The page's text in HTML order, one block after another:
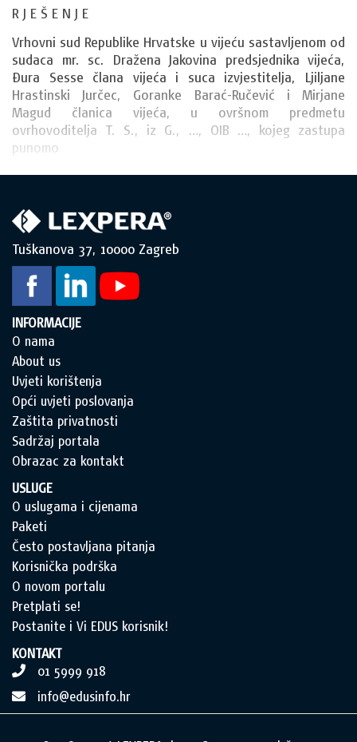
R J E Š E N J E
Vrhovni sud Republike Hrvatske u vijeću sastavljenom od
sudaca mr. sc. Dražena Jakovina predsjednika vijeća,
Đura Sesse člana vijeća i suca izvjestitelja, Ljiljane
Hrastinski Jurčec, Goranke Barać-Ručević i Mirjane
Magud članica vijeća, u ovršnom predmetu
ovrhovoditelja T. S., iz G., …, OIB …, kojeg zastupa
punomo
Tuškanova 37, 10000 Zagreb
INFORMACIJE
O nama
About us
Uvjeti korištenja
Opći uvjeti poslovanja
Zaštita privatnosti
Sadržaj portala
Obrazac za kontakt
USLUGE
O uslugama i cijenama
Paketi
Često postavljana pitanja
Korisnička podrška
O novom portalu
Pretplati se!
Postanite i Vi EDUS korisnik!
KONTAKT
01 5999 918
info@edusinfo.hr